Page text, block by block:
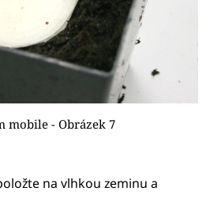
mobile - Obrázek 7
na vlhkou zeminu a